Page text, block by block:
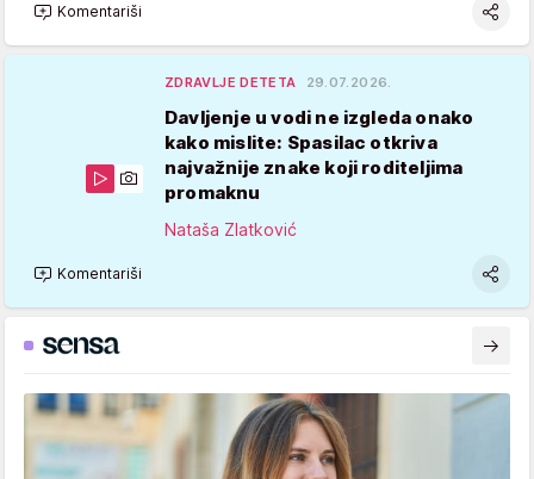
Komentariši
ZDRAVLJE DETETA 29.07.2026.
Davljenje u vodi ne izgleda onako
kako mislite: Spasilac otkriva
najvažnije znake koji roditeljima
promaknu
Nataša Zlatković
Komentariši